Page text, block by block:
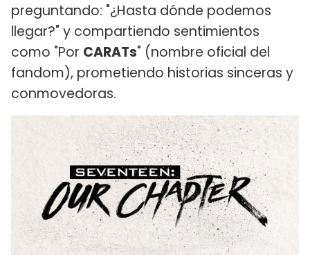
preguntando: "¿Hasta dónde podemos
llegar?" y compartiendo sentimientos
como "Por CARATs" (nombre oficial del
fandom), prometiendo historias sinceras y
conmovedoras.